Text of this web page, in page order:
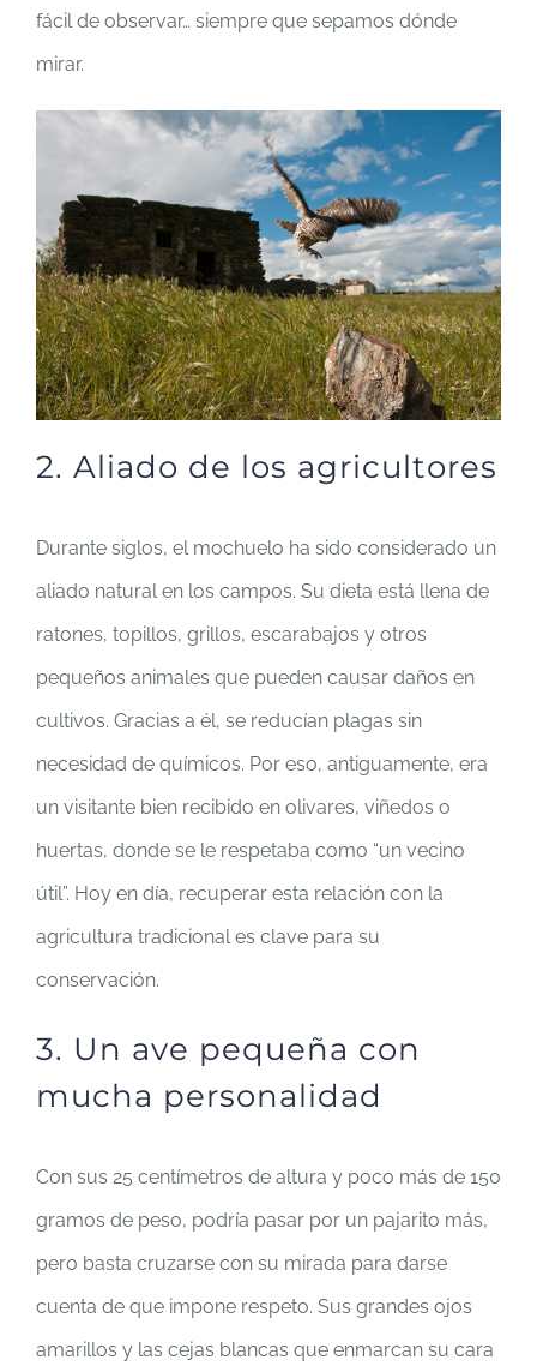
fácil de observar… siempre que sepamos dónde
mirar.
2. Aliado de los agricultores
Durante siglos, el mochuelo ha sido considerado un
aliado natural en los campos. Su dieta está llena de
ratones, topillos, grillos, escarabajos y otros
pequeños animales que pueden causar daños en
cultivos. Gracias a él, se reducían plagas sin
necesidad de químicos. Por eso, antiguamente, era
un visitante bien recibido en olivares, viñedos o
huertas, donde se le respetaba como “un vecino
útil”. Hoy en día, recuperar esta relación con la
agricultura tradicional es clave para su
conservación.
3. Un ave pequeña con
mucha personalidad
Con sus 25 centímetros de altura y poco más de 150
gramos de peso, podría pasar por un pajarito más,
pero basta cruzarse con su mirada para darse
cuenta de que impone respeto. Sus grandes ojos
amarillos y las cejas blancas que enmarcan su cara